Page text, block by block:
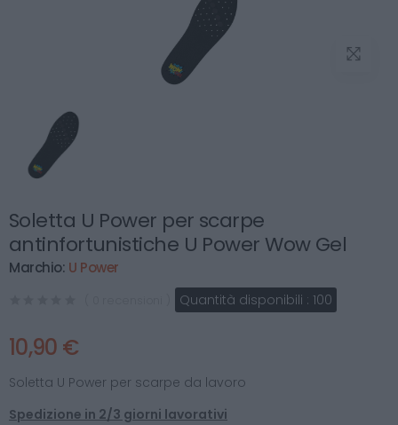
Soletta U Power per scarpe
antinfortunistiche U Power Wow Gel
Marchio: U Power
Quantità disponibili : 100
10,90 €
Soletta U Power per scarpe da lavoro
Spedizione in 2/3 giorni lavorativi